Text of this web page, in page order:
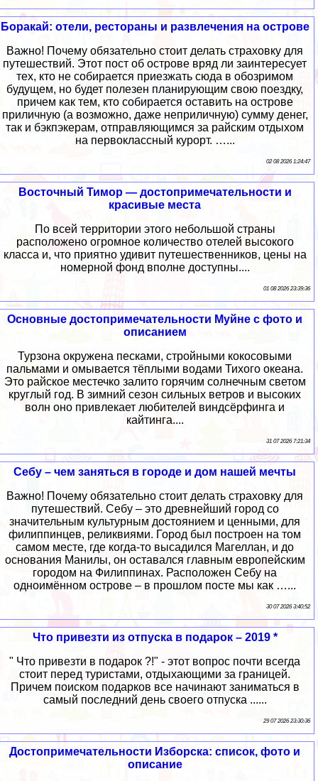
Боракай: отели, рестораны и развлечения на острове
Важно! Почему обязательно стоит делать страховку для
путешествий. Этот пост об острове вряд ли заинтересует
тех, кто не собирается приезжать сюда в обозримом
будущем, но будет полезен планирующим свою поездку,
причем как тем, кто собирается оставить на острове
приличную (а возможно, даже неприличную) сумму денег,
так и бэкпэкерам, отправляющимся за райским отдыхом
на первоклассный курорт. …...
02 08 2026 1:24:47
Восточный Тимор — достопримечательности и
красивые места
По всей территории этого небольшой страны
расположено огромное количество отелей высокого
класса и, что приятно удивит путешественников, цены на
номерной фонд вполне доступны....
01 08 2026 23:39:36
Основные достопримечательности Муйне с фото и
описанием
Турзона окружена песками, стройными кокосовыми
пальмами и омывается тёплыми водами Тихого океана.
Это райское местечко залито горячим солнечным светом
круглый год. В зимний сезон сильных ветров и высоких
волн оно привлекает любителей виндсёрфинга и
кайтинга....
31 07 2026 7:21:34
Себу – чем заняться в городе и дом нашей мечты
Важно! Почему обязательно стоит делать страховку для
путешествий. Себу – это древнейший город со
значительным культурным достоянием и ценными, для
филиппинцев, реликвиями. Город был построен на том
самом месте, где когда-то высадился Магеллан, и до
основания Манилы, он оставался главным европейским
городом на Филиппинах. Расположен Себу на
одноимённом острове – в прошлом посте мы как …...
30 07 2026 3:40:52
Что привезти из отпуска в подарок – 2019 *
" Что привезти в подарок ?!" - этот вопрос почти всегда
стоит перед туристами, отдыхающими за границей.
Причем поиском подарков все начинают заниматься в
самый последний день своего отпуска ......
29 07 2026 23:30:36
Достопримечательности Изборска: список, фото и
описание